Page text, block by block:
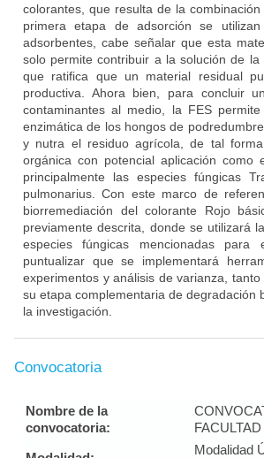
colorantes, que resulta de la
primera etapa de adsorción se
adsorbentes, cabe señalar que esta
solo permite contribuir a la solución de
que ratifica que un material residual
productiva. Ahora bien, para concluir
contaminantes al medio, la FES
enzimática de los hongos de
y nutra el residuo agrícola, de tal
orgánica con potencial aplicación
principalmente las especies fúngicas
pulmonarius. Con este marco de
biorremediación del colorante Rojo
previamente descrita, donde se utilizará
especies fúngicas mencionadas para
puntualizar que se implementará
experimentos y análisis de varianza,
su etapa complementaria de degradación
la investigación.
Convocatoria
Nombre de la
convocatoria:
Modalidad